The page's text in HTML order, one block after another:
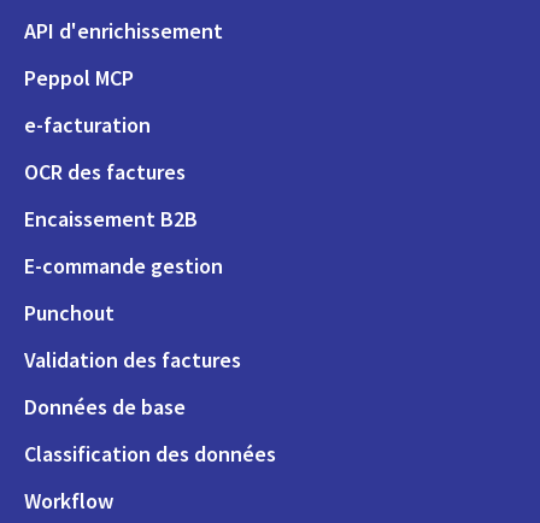
API d'enrichissement
Peppol MCP
e-facturation
OCR des factures
Encaissement B2B
E-commande gestion
Punchout
Validation des factures
Données de base
Classification des données
Workflow